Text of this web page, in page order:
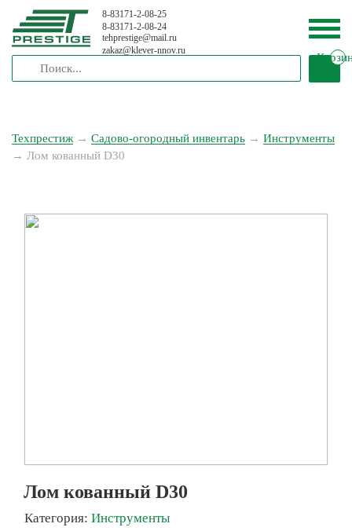
8-83171-2-08-25
8-83171-2-08-24
tehprestige@mail.ru
zakaz@klever-nnov.ru
Техпрестиж → Садово-огородный инвентарь → Инструменты
→ Лом кованный D30
Лом кованный D30
Категория: Инструменты